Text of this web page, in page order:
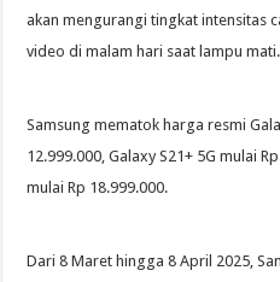
akan mengurangi tingkat intensitas
video di malam hari saat lampu mati.
Samsung mematok harga resmi
12.999.000, Galaxy S21+ 5G mulai
mulai Rp 18.999.000.
Dari 8 Maret hingga 8 April 2025,